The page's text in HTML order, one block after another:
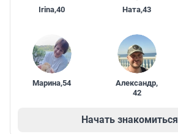
Irina,40 Ната,43
Марина,54 Александр,
42
Начать знакомиться